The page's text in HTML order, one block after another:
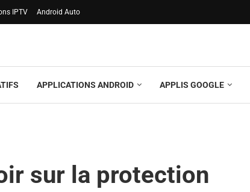
IPTV Android Auto
APPLICATIONS ANDROID APPLIS GOOGLE
sur la protection